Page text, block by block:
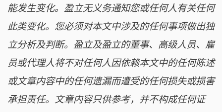
能发生变化。盈立无义务通知您或任何人有关任何
此类变化。您必须对本文中涉及的任何事项做出独
立分析及判断。盈立及盈立的董事、高级人员、雇
员或代理人将不对任何人因依赖本文中的任何陈述
或文章内容中的任何遗漏而遭受的任何损失或损害
承担责任。文章内容只供参考，并不构成任何证